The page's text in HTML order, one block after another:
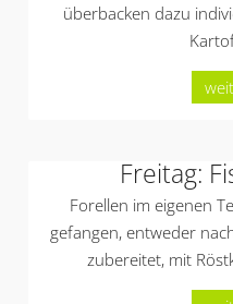
überbacken dazu
Freitag:
Forellen im eigenen
gefangen, entweder
zubereitet, mit